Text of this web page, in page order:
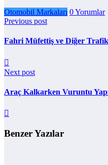
Otomobil Markaları 0 Yorumlar
Previous post
Fahri Müfettiş ve Diğer Trafik
Next post
Araç Kalkarken Vuruntu
Benzer Yazılar